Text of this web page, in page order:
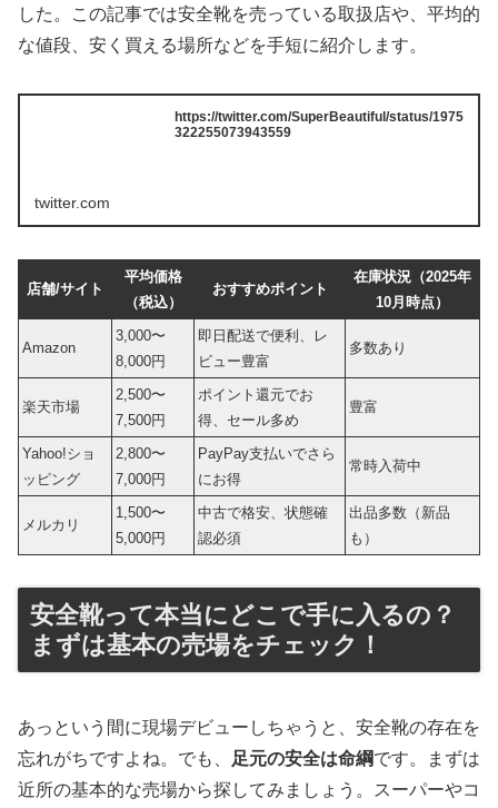
した。この記事では安全靴を売っている取扱店や、平均的
な値段、安く買える場所などを手短に紹介します。
https://twitter.com/SuperBeautiful/status/1975
322255073943559
twitter.com
店舗/サイト
平均価格
（税込）
おすすめポイント
在庫状況（2025年
10月時点）
Amazon
3,000〜
8,000円
即日配送で便利、レ
ビュー豊富
多数あり
楽天市場
2,500〜
7,500円
ポイント還元でお
得、セール多め
豊富
Yahoo!ショ
ッピング
2,800〜
7,000円
PayPay支払いでさら
にお得
常時入荷中
メルカリ
1,500〜
5,000円
中古で格安、状態確
認必須
出品多数（新品
も）
安全靴って本当にどこで手に入るの？
まずは基本の売場をチェック！
あっという間に現場デビューしちゃうと、安全靴の存在を
忘れがちですよね。でも、
足元の安全は命綱です。まずは
近所の基本的な売場から探してみましょう。スーパーやコ